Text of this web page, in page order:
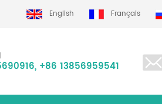
English Français
, +86 13856959541